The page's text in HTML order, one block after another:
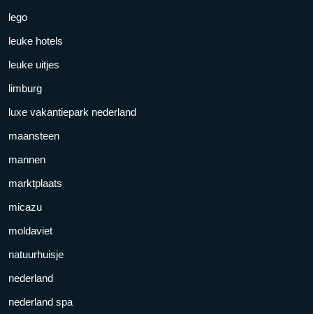
lego
leuke hotels
leuke uitjes
limburg
luxe vakantiepark nederland
maansteen
mannen
marktplaats
micazu
moldaviet
natuurhuisje
nederland
nederland spa